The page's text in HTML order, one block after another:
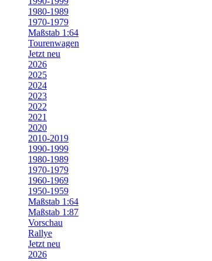
1980-1989
1970-1979
Maßstab 1:64
Tourenwagen
Jetzt neu
2026
2025
2024
2023
2022
2021
2020
2010-2019
1990-1999
1980-1989
1970-1979
1960-1969
1950-1959
Maßstab 1:64
Maßstab 1:87
Vorschau
Rallye
Jetzt neu
2026